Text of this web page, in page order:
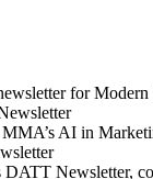
for
AI in
Newsletter,